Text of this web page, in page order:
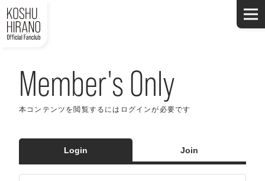
Member's Only
本コンテンツを閲覧するにはログインが必要です
Login Join